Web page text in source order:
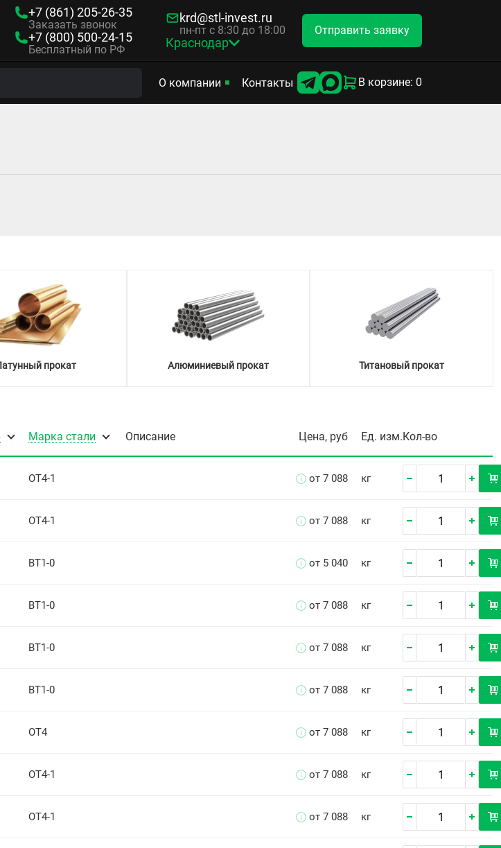
+7 (861) 205-26-35
Заказать звонок
+7 (800) 500-24-15
Бесплатный по РФ
krd@stl-invest.ru
пн-пт с 8:30 до 18:00
Краснодар
Отправить заявку
О компании Контакты В корзине: 0
прокат Алюминиевый прокат Титановый прокат
Марка стали Описание Цена, руб Ед. изм. Кол-во
ОТ4-1 от 7 088 кг
ОТ4-1 от 7 088 кг
ВТ1-0 от 5 040 кг
ВТ1-0 от 7 088 кг
ВТ1-0 от 7 088 кг
ВТ1-0 от 7 088 кг
ОТ4 от 7 088 кг
ОТ4-1 от 7 088 кг
ОТ4-1 от 7 088 кг